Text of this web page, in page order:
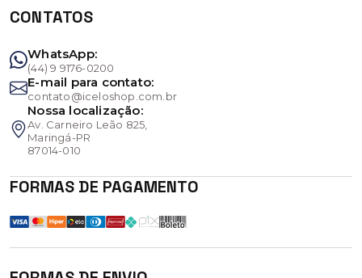
CONTATOS
WhatsApp:
(44) 9 9176-0200
E-mail para contato:
contato@iceloshop.com.br
Nossa localização:
Av. Carneiro Leão 825,
Maringá-PR
87014-010
FORMAS DE PAGAMENTO